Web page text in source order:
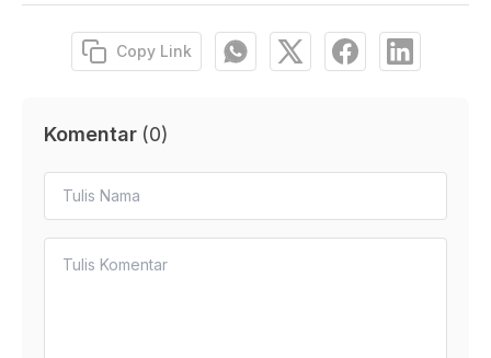
Copy Link
Komentar (0)